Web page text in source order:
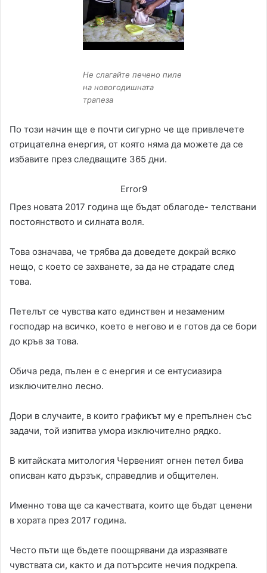
Не слагайте печено пиле
на новогодишната
трапеза
По този начин ще е почти сигурно че ще привлечете
отрицателна енергия, от която няма да можете да се
избавите през следващите 365 дни.
Error9
През новата 2017 година ще бъдат облагоде- телствани
постоянството и силната воля.
Това означава, че трябва да доведете докрай всяко
нещо, с което се захванете, за да не страдате след
това.
Петелът се чувства като единствен и незаменим
господар на всичко, което е негово и е готов да се бори
до кръв за това.
Обича реда, пълен е с енергия и се ентусиазира
изключително лесно.
Дори в случаите, в които графикът му е препълнен със
задачи, той изпитва умора изключително рядко.
В китайската митология Червеният огнен петел бива
описван като дързък, справедлив и общителен.
Именно това ще са качествата, които ще бъдат ценени
в хората през 2017 година.
Често пъти ще бъдете поощрявани да изразявате
чувствата си, както и да потърсите нечия подкрепа.